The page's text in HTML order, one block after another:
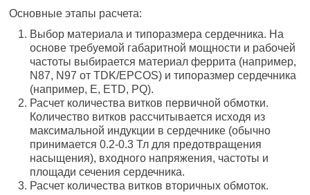
Основные этапы расчета:
Выбор материала и типоразмера сердечника. На
основе требуемой габаритной мощности и рабочей
частоты выбирается материал феррита (например,
N87, N97 от TDK/EPCOS) и типоразмер сердечника
(например, E, ETD, PQ).
Расчет количества витков первичной обмотки.
Количество витков рассчитывается исходя из
максимальной индукции в сердечнике (обычно
принимается 0.2-0.3 Тл для предотвращения
насыщения), входного напряжения, частоты и
площади сечения сердечника.
Расчет количества витков вторичных обмоток.